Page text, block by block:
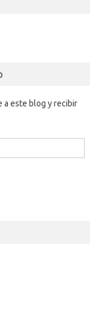
a este blog y recibir